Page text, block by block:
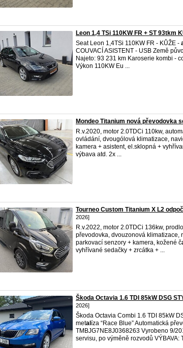
Leon 1,4 TSi 110KW FR + ST 93tkm
Seat Leon 1,4TSi 110KW FR - KŮŽE -
COUVACÍ ASISTENT - USB Země
Najeto: 93 231 km Karoserie kombi -
Výkon 110KW Eu ...
Mondeo Titanium nová převodovka
R.v.2020, motor 2.0TDCi 110kw,
ovládání, dvougólová klimatizace,
kamera + asistent, el.sklopná +
výbava atd. 2x ...
Tourneo Custom Titanium X L2
2026]
R.v.2022, motor 2.0TDCi 136kw,
převodovka, dvouzonová klimatizace,
parkovací senzory + kamera, kožené č
vyhřívané sedačky + zrcátka + ...
Škoda Octavia 1.6 TDI 85kW DSG
2026]
Škoda Octavia Combi 1.6 TDI 85kW
metal íza “Race Blue” Automatická
TMBJG7NE8J0368263 Vyrobeno 9/
servisu, po výměně rozvodů VÝBAVA: